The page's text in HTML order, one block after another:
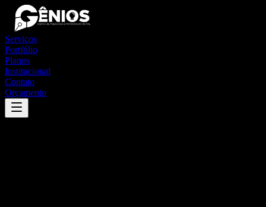
Serviços
Portfólio
Planos
Institucional
Contato
Orçamento